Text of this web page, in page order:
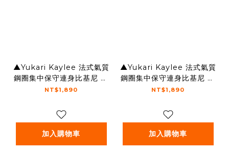
▲Yukari Kaylee 法式氣質
鋼圈集中保守連身比基尼 墨
綠色 [TA049]
NT$1,890
加入購物車
▲Yukari Kaylee 法式氣質
鋼圈集中保守連身比基尼 白
色 [TA049]
NT$1,890
加入購物車